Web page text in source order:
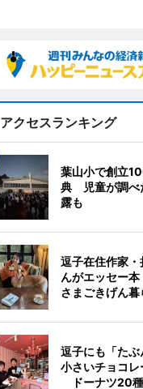
アクセスランキング
葉山小で創立
典 児童が調べ
露も
逗子在住作家・
んがエッセー
さまごきげん暮
逗子にも「た
小さいチョコレ
ドーナツ20